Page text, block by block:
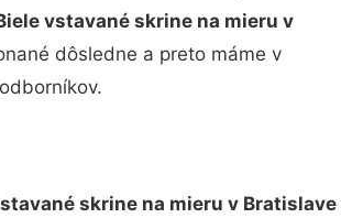
vstavané skrine na mieru v
dôsledne a preto máme v
skrine na mieru v Bratislave